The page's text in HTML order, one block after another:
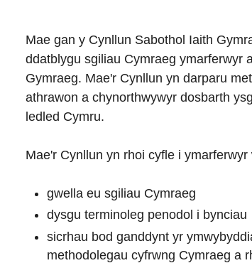
Mae gan y Cynllun Sabothol Iaith
ddatblygu sgiliau Cymraeg ymarferwyr
Gymraeg. Mae'r Cynllun yn darparu
athrawon a chynorthwywyr dosbarth
ledled Cymru.
Mae'r Cynllun yn rhoi cyfle i
gwella eu sgiliau Cymraeg
dysgu terminoleg penodol i bynciau
sicrhau bod ganddynt yr
methodolegau cyfrwng Cymraeg a